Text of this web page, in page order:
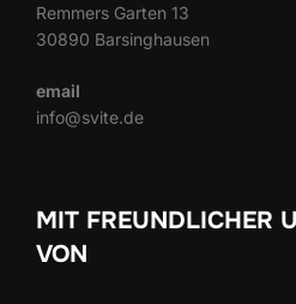
Remmers Garten 13
30890 Barsinghausen
email
info@svite.de
MIT FREUNDLICHER
VON